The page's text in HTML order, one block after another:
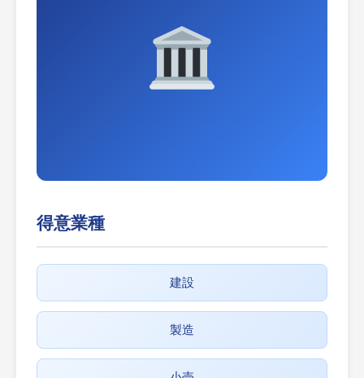
得意業種
建設
製造